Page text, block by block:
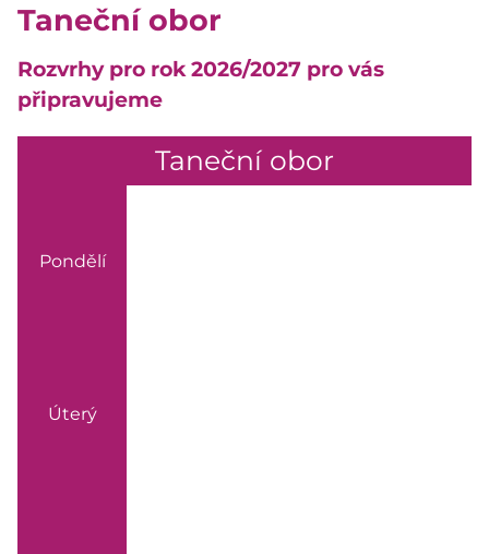
Taneční obor
Rozvrhy pro rok 2026/2027 pro vás
připravujeme
Taneční obor
Pondělí
Úterý